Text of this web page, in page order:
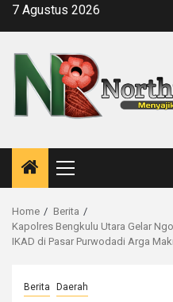
Skip7 Agustus 2026
Primary
Menu
Home
Berita
Kapolres Bengkulu Utara Gelar
IKAD di Pasar Purwodadi Arga
Berita Daerah